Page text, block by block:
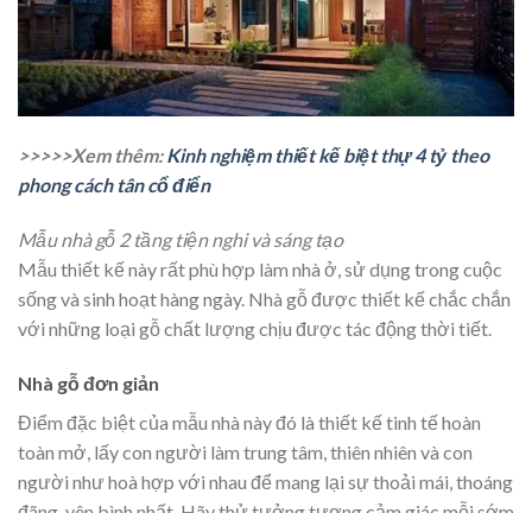
>>>>>Xem thêm:Kinh nghiệm thiết kế biệt thự 4 tỷ theo
phong cách tân cổ điển
Mẫu nhà gỗ 2 tầng tiện nghi và sáng tạo
Mẫu thiết kế này rất phù hợp làm nhà ở, sử dụng trong cuộc
sống và sinh hoạt hàng ngày. Nhà gỗ được thiết kế chắc chắn
với những loại gỗ chất lượng chịu được tác động thời tiết.
Nhà gỗ đơn giản
Điểm đặc biệt của mẫu nhà này đó là thiết kế tinh tế hoàn
toàn mở, lấy con người làm trung tâm, thiên nhiên và con
người như hoà hợp với nhau để mang lại sự thoải mái, thoáng